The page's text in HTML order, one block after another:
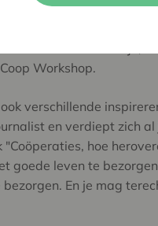
Coopburo gaf een snelle
coöperaties: het type,
waar ze actief zijn,
Workshop.
ook verschillende
en verdiept zich
hoe
goede leven te
En je mag